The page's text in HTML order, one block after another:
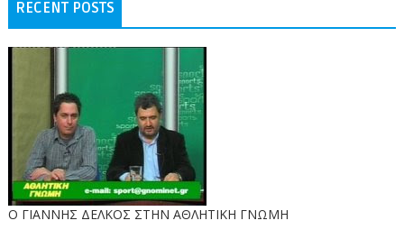
RECENT POSTS
Ο ΓΙΑΝΝΗΣ ΔΕΛΚΟΣ ΣΤΗΝ ΑΘΛΗΤΙΚΗ ΓΝΩΜΗ